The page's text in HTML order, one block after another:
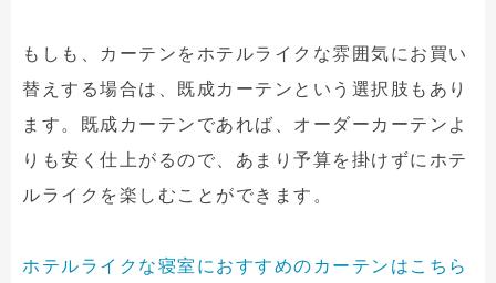
もしも、カーテンをホテルライクな雰囲気にお買い
替えする場合は、既成カーテンという選択肢もあり
ます。既成カーテンであれば、オーダーカーテンよ
りも安く仕上がるので、あまり予算を掛けずにホテ
ルライクを楽しむことができます。
ホテルライクな寝室におすすめのカーテンはこちら